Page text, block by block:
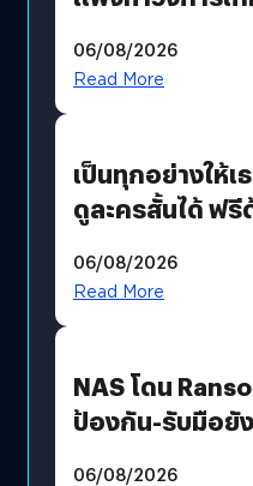
?
06/08/2026
Read More
เป็นทุกอย่างให้
ดูละครสั้นได้ ฟรี
06/08/2026
Read More
NAS โดน
ป้องกัน-รับมือยัง
06/08/2026